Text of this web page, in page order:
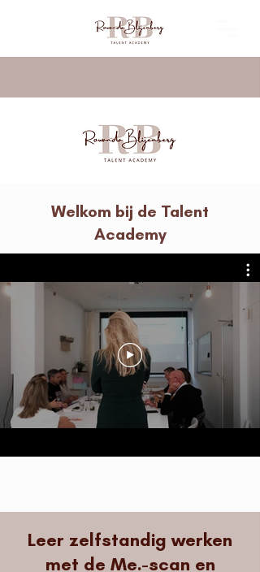
Welkom bij de Talent
Academy
Leer zelfstandig werken
met de Me.-scan en